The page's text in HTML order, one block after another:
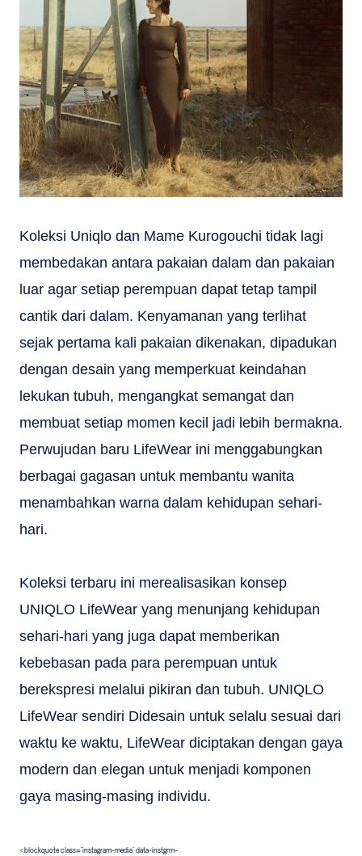
Koleksi Uniqlo dan Mame Kurogouchi tidak lagi
membedakan antara pakaian dalam dan pakaian
luar agar setiap perempuan dapat tetap tampil
cantik dari dalam. Kenyamanan yang terlihat
sejak pertama kali pakaian dikenakan, dipadukan
dengan desain yang memperkuat keindahan
lekukan tubuh, mengangkat semangat dan
membuat setiap momen kecil jadi lebih bermakna.
Perwujudan baru LifeWear ini menggabungkan
berbagai gagasan untuk membantu wanita
menambahkan warna dalam kehidupan sehari-
hari.
Koleksi terbaru ini merealisasikan konsep
UNIQLO LifeWear yang menunjang kehidupan
sehari-hari yang juga dapat memberikan
kebebasan pada para perempuan untuk
berekspresi melalui pikiran dan tubuh. UNIQLO
LifeWear sendiri Didesain untuk selalu sesuai dari
waktu ke waktu, LifeWear diciptakan dengan gaya
modern dan elegan untuk menjadi komponen
gaya masing-masing individu.
<blockquote class="instagram-media" data-instgrm-